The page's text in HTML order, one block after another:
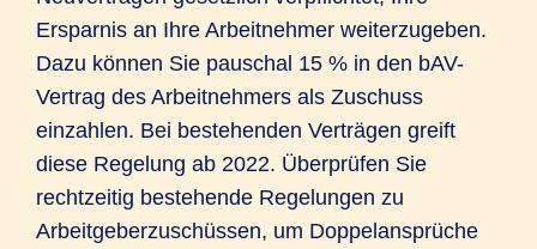
Ersparnis an Ihre Arbeitnehmer weiterzugeben.
Dazu können Sie pauschal 15 % in den bAV-
Vertrag des Arbeitnehmers als Zuschuss
einzahlen. Bei bestehenden Verträgen greift
diese Regelung ab 2022. Überprüfen Sie
rechtzeitig bestehende Regelungen zu
Arbeitgeberzuschüssen, um Doppelansprüche